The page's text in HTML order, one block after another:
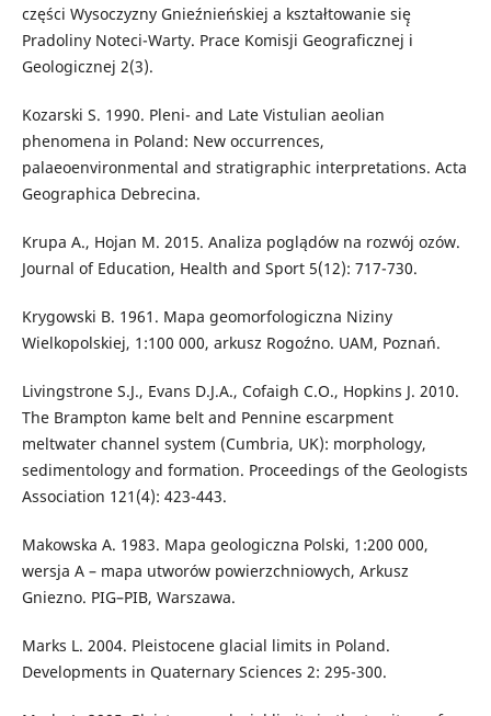
części Wysoczyzny Gnieźnieńskiej a kształtowanie się̨
Pradoliny Noteci-Warty. Prace Komisji Geograficznej i
Geologicznej 2(3).
Kozarski S. 1990. Pleni- and Late Vistulian aeolian
phenomena in Poland: New occurrences,
palaeoenvironmental and stratigraphic interpretations. Acta
Geographica Debrecina.
Krupa A., Hojan M. 2015. Analiza poglądów na rozwój ozów.
Journal of Education, Health and Sport 5(12): 717-730.
Krygowski B. 1961. Mapa geomorfologiczna Niziny
Wielkopolskiej, 1:100 000, arkusz Rogoźno. UAM, Poznań.
Livingstrone S.J., Evans D.J.A., Cofaigh C.O., Hopkins J. 2010.
The Brampton kame belt and Pennine escarpment
meltwater channel system (Cumbria, UK): morphology,
sedimentology and formation. Proceedings of the Geologists
Association 121(4): 423-443.
Makowska A. 1983. Mapa geologiczna Polski, 1:200 000,
wersja A – mapa utworów powierzchniowych, Arkusz
Gniezno. PIG–PIB, Warszawa.
Marks L. 2004. Pleistocene glacial limits in Poland.
Developments in Quaternary Sciences 2: 295-300.